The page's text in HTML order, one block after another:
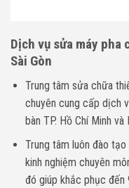
Dịch vụ sửa máy
Sài Gòn
Trung tâm sửa chữa
chuyên cung cấp dịch
bàn TP. Hồ Chí Minh và
Trung tâm luôn đào
kinh nghiệm chuyên
đó giúp khắc phục đến